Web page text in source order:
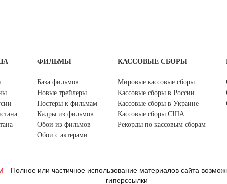
ФИЛЬМЫ
База фильмов
Новые трейлеры
Постеры к фильмам
Кадры из фильмов
Обои из фильмов
Обои с актерами
КАССОВЫЕ СБОРЫ
Мировые кассовые сборы
Кассовые сборы в России
Кассовые сборы в Украине
Кассовые сборы США
Рекорды по кассовым сборам
Полное или частичное использование материалов сайта
гиперссылки